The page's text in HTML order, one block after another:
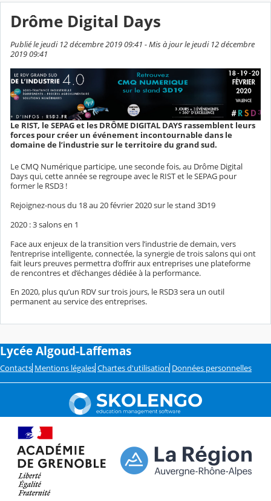
Drôme Digital Days
Publié le jeudi 12 décembre 2019 09:41 - Mis à jour le jeudi 12 décembre
2019 09:41
Le RIST, le SEPAG et les DRÔME DIGITAL DAYS rassemblent leurs
forces pour créer un événement incontournable dans le
domaine de l’industrie sur le territoire du grand sud.
Le CMQ Numérique participe, une seconde fois, au Drôme Digital
Days qui, cette année se regroupe avec le RIST et le SEPAG pour
former le RSD3 !
Rejoignez-nous du 18 au 20 février 2020 sur le stand 3D19
2020 : 3 salons en 1
Face aux enjeux de la transition vers l’industrie de demain, vers
l’entreprise intelligente, connectée, la synergie de trois salons qui ont
fait leurs preuves permettra d’offrir aux entreprises une plateforme
de rencontres et d’échanges dédiée à la performance.
En 2020, plus qu’un RDV sur trois jours, le RSD3 sera un outil
permanent au service des entreprises.
Lycée Algoud-Laffemas
Contacts Mentions légales Chartes d'utilisation Données personnelles